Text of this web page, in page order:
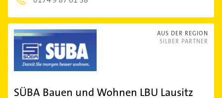
AUS DER REGION
SILBER PARTNER
SÜBA Bauen und Wohnen LBU Lausitz